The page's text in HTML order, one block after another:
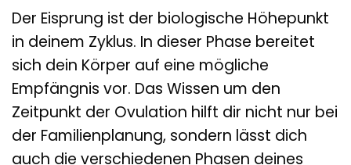
Der Eisprung ist der biologische Höhepunkt
in deinem Zyklus. In dieser Phase bereitet
sich dein Körper auf eine mögliche
Empfängnis vor. Das Wissen um den
Zeitpunkt der Ovulation hilft dir nicht nur bei
der Familienplanung, sondern lässt dich
auch die verschiedenen Phasen deines